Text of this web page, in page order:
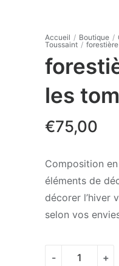
Accueil / Boutique /
Toussaint /
les
€75,00
Composition
éléments de
décorer l’hiver
selon vos
-
quantité
+